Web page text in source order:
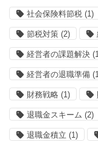
社会保険料節税 (1)
節税対策 (2)
経営者の課題解決
経営者の退職準備
財務戦略 (1)
退職金スキーム (2)
退職金積立 (1)